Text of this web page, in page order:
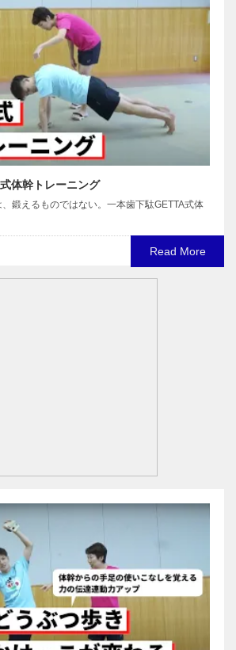
体幹トレーニング
、鍛えるものではない。一本歯下駄GETTA式体
Read More